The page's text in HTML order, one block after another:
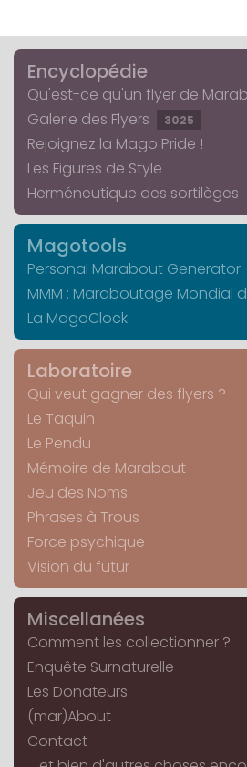
Encyclopédie
Qu'est-ce qu'un flyer de
Galerie des Flyers
3025
Rejoignez la Mago Pride !
Les Figures de Style
Herméneutique des sortilèges
Magotools
Personal Marabout Generator
MMM : Maraboutage Mondial
La MagoClock
Laboratoire
Qui veut gagner des flyers ?
Le Taquin
Le Pendu
Mémoire de Marabout
Jeu des Noms
Phrases à Trous
Force psychique
Vision du futur
Miscellanées
Comment les collectionner ?
Enquête Surnaturelle
Les Donateurs
(mar)About
Contact